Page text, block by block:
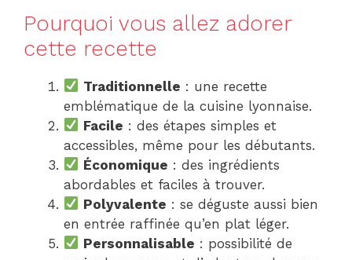
Pourquoi vous allez adorer
cette recette
Traditionnelle : une recette
emblématique de la cuisine lyonnaise.
Facile : des étapes simples et
accessibles, même pour les débutants.
Économique : des ingrédients
abordables et faciles à trouver.
Polyvalente : se déguste aussi bien
en entrée raffinée qu’en plat léger.
Personnalisable : possibilité de